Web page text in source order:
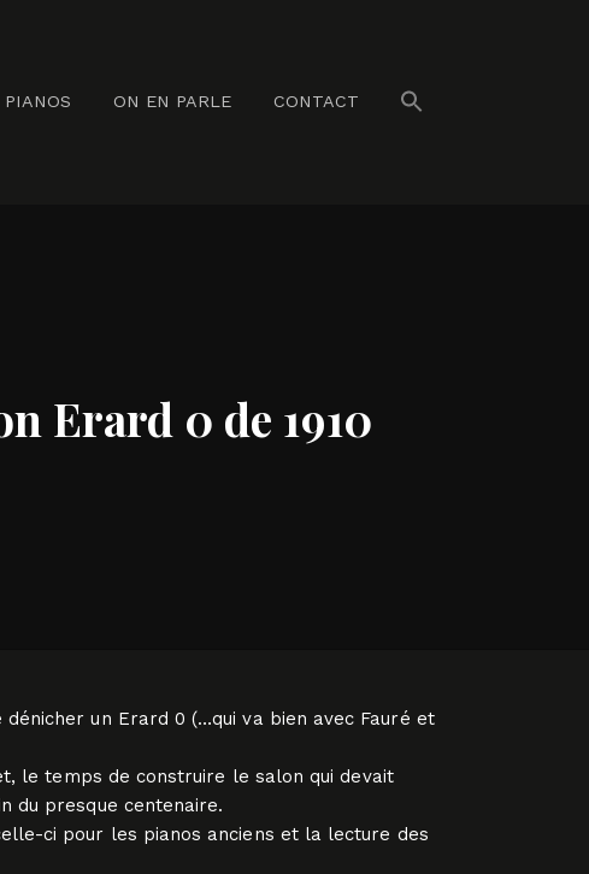
PIANOS ON EN PARLE CONTACT
Erard 0 de 1910
un Erard 0 (…qui va bien avec Fauré et
le temps de construire le salon qui devait
du presque centenaire.
ci pour les pianos anciens et la lecture des